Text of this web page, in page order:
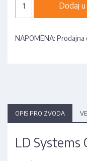
Dodaj
NAPOMENA:
OPIS PROIZVODA
LD Systems